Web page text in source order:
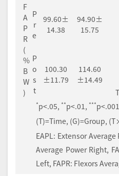
F
A
P
R
(
%
B
W
)
P
r
e
99.60±
14.38
94.90±
15.75
P
o
s
t
100.30
±11.79
114.60
±14.49
*p<.05, **p<.01, ***
(T)=Time, (G)=Group,
EAPL: Extensor
Average Power Right,
Left, FAPR: Flexors